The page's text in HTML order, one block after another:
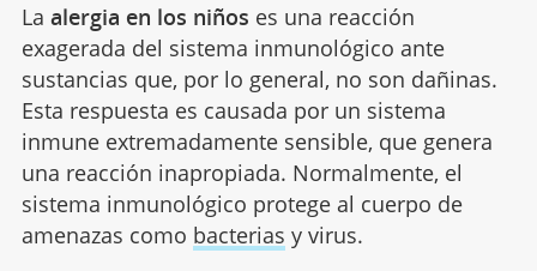
La alergia en los niños es una reacción
exagerada del sistema inmunológico ante
sustancias que, por lo general, no son dañinas.
Esta respuesta es causada por un sistema
inmune extremadamente sensible, que genera
una reacción inapropiada. Normalmente, el
sistema inmunológico protege al cuerpo de
amenazas como bacterias y virus.